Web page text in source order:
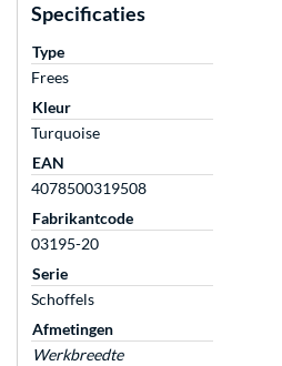
Specificaties
Type
Frees
Kleur
Turquoise
EAN
4078500319508
Fabrikantcode
03195-20
Serie
Schoffels
Afmetingen
Werkbreedte